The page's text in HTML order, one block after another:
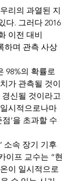
리의 과열된 지
다. 그러다 2016
이전 대비
하며 관측 사상
98%의 확률로
가 관측될 것이
신될 것이라고
시적으로나마
점’을 초과할 수
소속 장기 기후
이프 교수는 “현
이 일시적으로